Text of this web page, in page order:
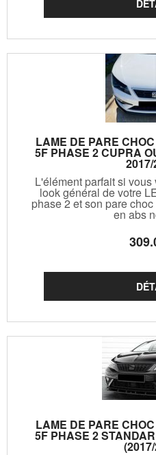
LAME DE PARE
5F PHASE 2 CUPRA
L'élément parfait si
look général de votre
phase 2 et son pare
en abs
309
LAME DE PARE
5F PHASE 2